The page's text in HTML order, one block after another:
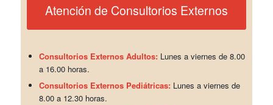
Atención de Consultorios Externos
Consultorios Externos Adultos: Lunes a viernes de 8.00
a 16.00 horas.
Consultorios Externos Pediátricas: Lunes a viernes de
8.00 a 12.30 horas.